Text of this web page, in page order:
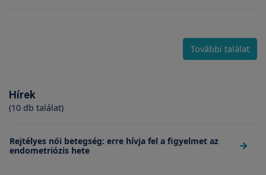
További találat
Hírek
(10 db találat)
Rejtélyes női betegség: erre hívja fel a figyelmet az
endometriózis hete